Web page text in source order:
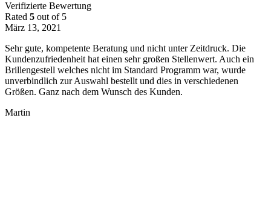
Verifizierte Bewertung
Rated 5 out of 5
März 13, 2021
Sehr gute, kompetente Beratung und nicht unter Zeitdruck. Die
Kundenzufriedenheit hat einen sehr großen Stellenwert. Auch ein
Brillengestell welches nicht im Standard Programm war, wurde
unverbindlich zur Auswahl bestellt und dies in verschiedenen
Größen. Ganz nach dem Wunsch des Kunden.
Martin